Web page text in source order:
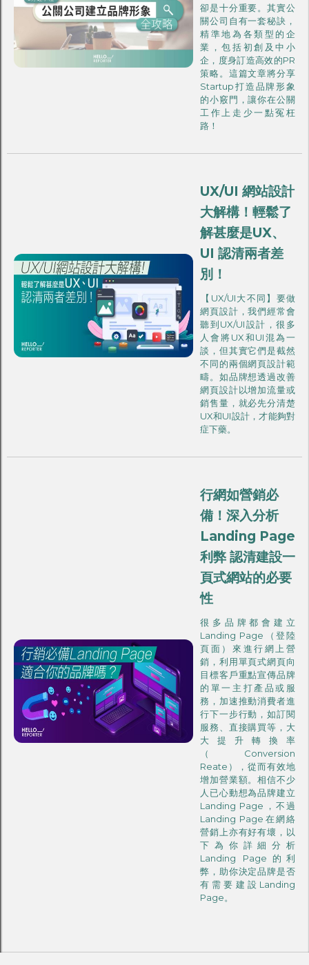
卻是十分重要。其實公
關公司自有一套秘訣，
精準地為各類型的企
業，包括初創及中小
企，度身訂造高效的PR
策略。這篇文章將分享
Startup打造品牌形象
的小竅門，讓你在公關
工作上走少一點冤枉
路！‍
UX/UI 網站設計
大解構！輕鬆了
解甚麼是UX、
UI 認清兩者差
別！
‍【UX/UI大不同】要做
網頁設計，我們經常會
聽到UX/UI設計，很多
人會將UX和UI混為一
談，但其實它們是截然
不同的兩個網頁設計範
疇。如品牌想透過改善
網頁設計以增加流量或
銷售量，就必先分清楚
UX和UI設計，才能夠對
症下藥。
行網如營銷必
備！深入分析
Landing Page
利弊 認清建設一
頁式網站的必要
性
很多品牌都會建立
Landing Page（登陸
頁面）來進行網上營
銷，利用單頁式網頁向
目標客戶重點宣傳品牌
的單一主打產品或服
務，加速推動消費者進
行下一步行動，如訂閱
服務、直接購買等，大
大提升轉換率
（Conversion
Reate），從而有效地
增加營業額。相信不少
人已心動想為品牌建立
Landing Page，不過
Landing Page在網絡
營銷上亦有好有壞，以
下為你詳細分析
Landing Page的利
弊，助你決定品牌是否
有需要建設Landing
Page。